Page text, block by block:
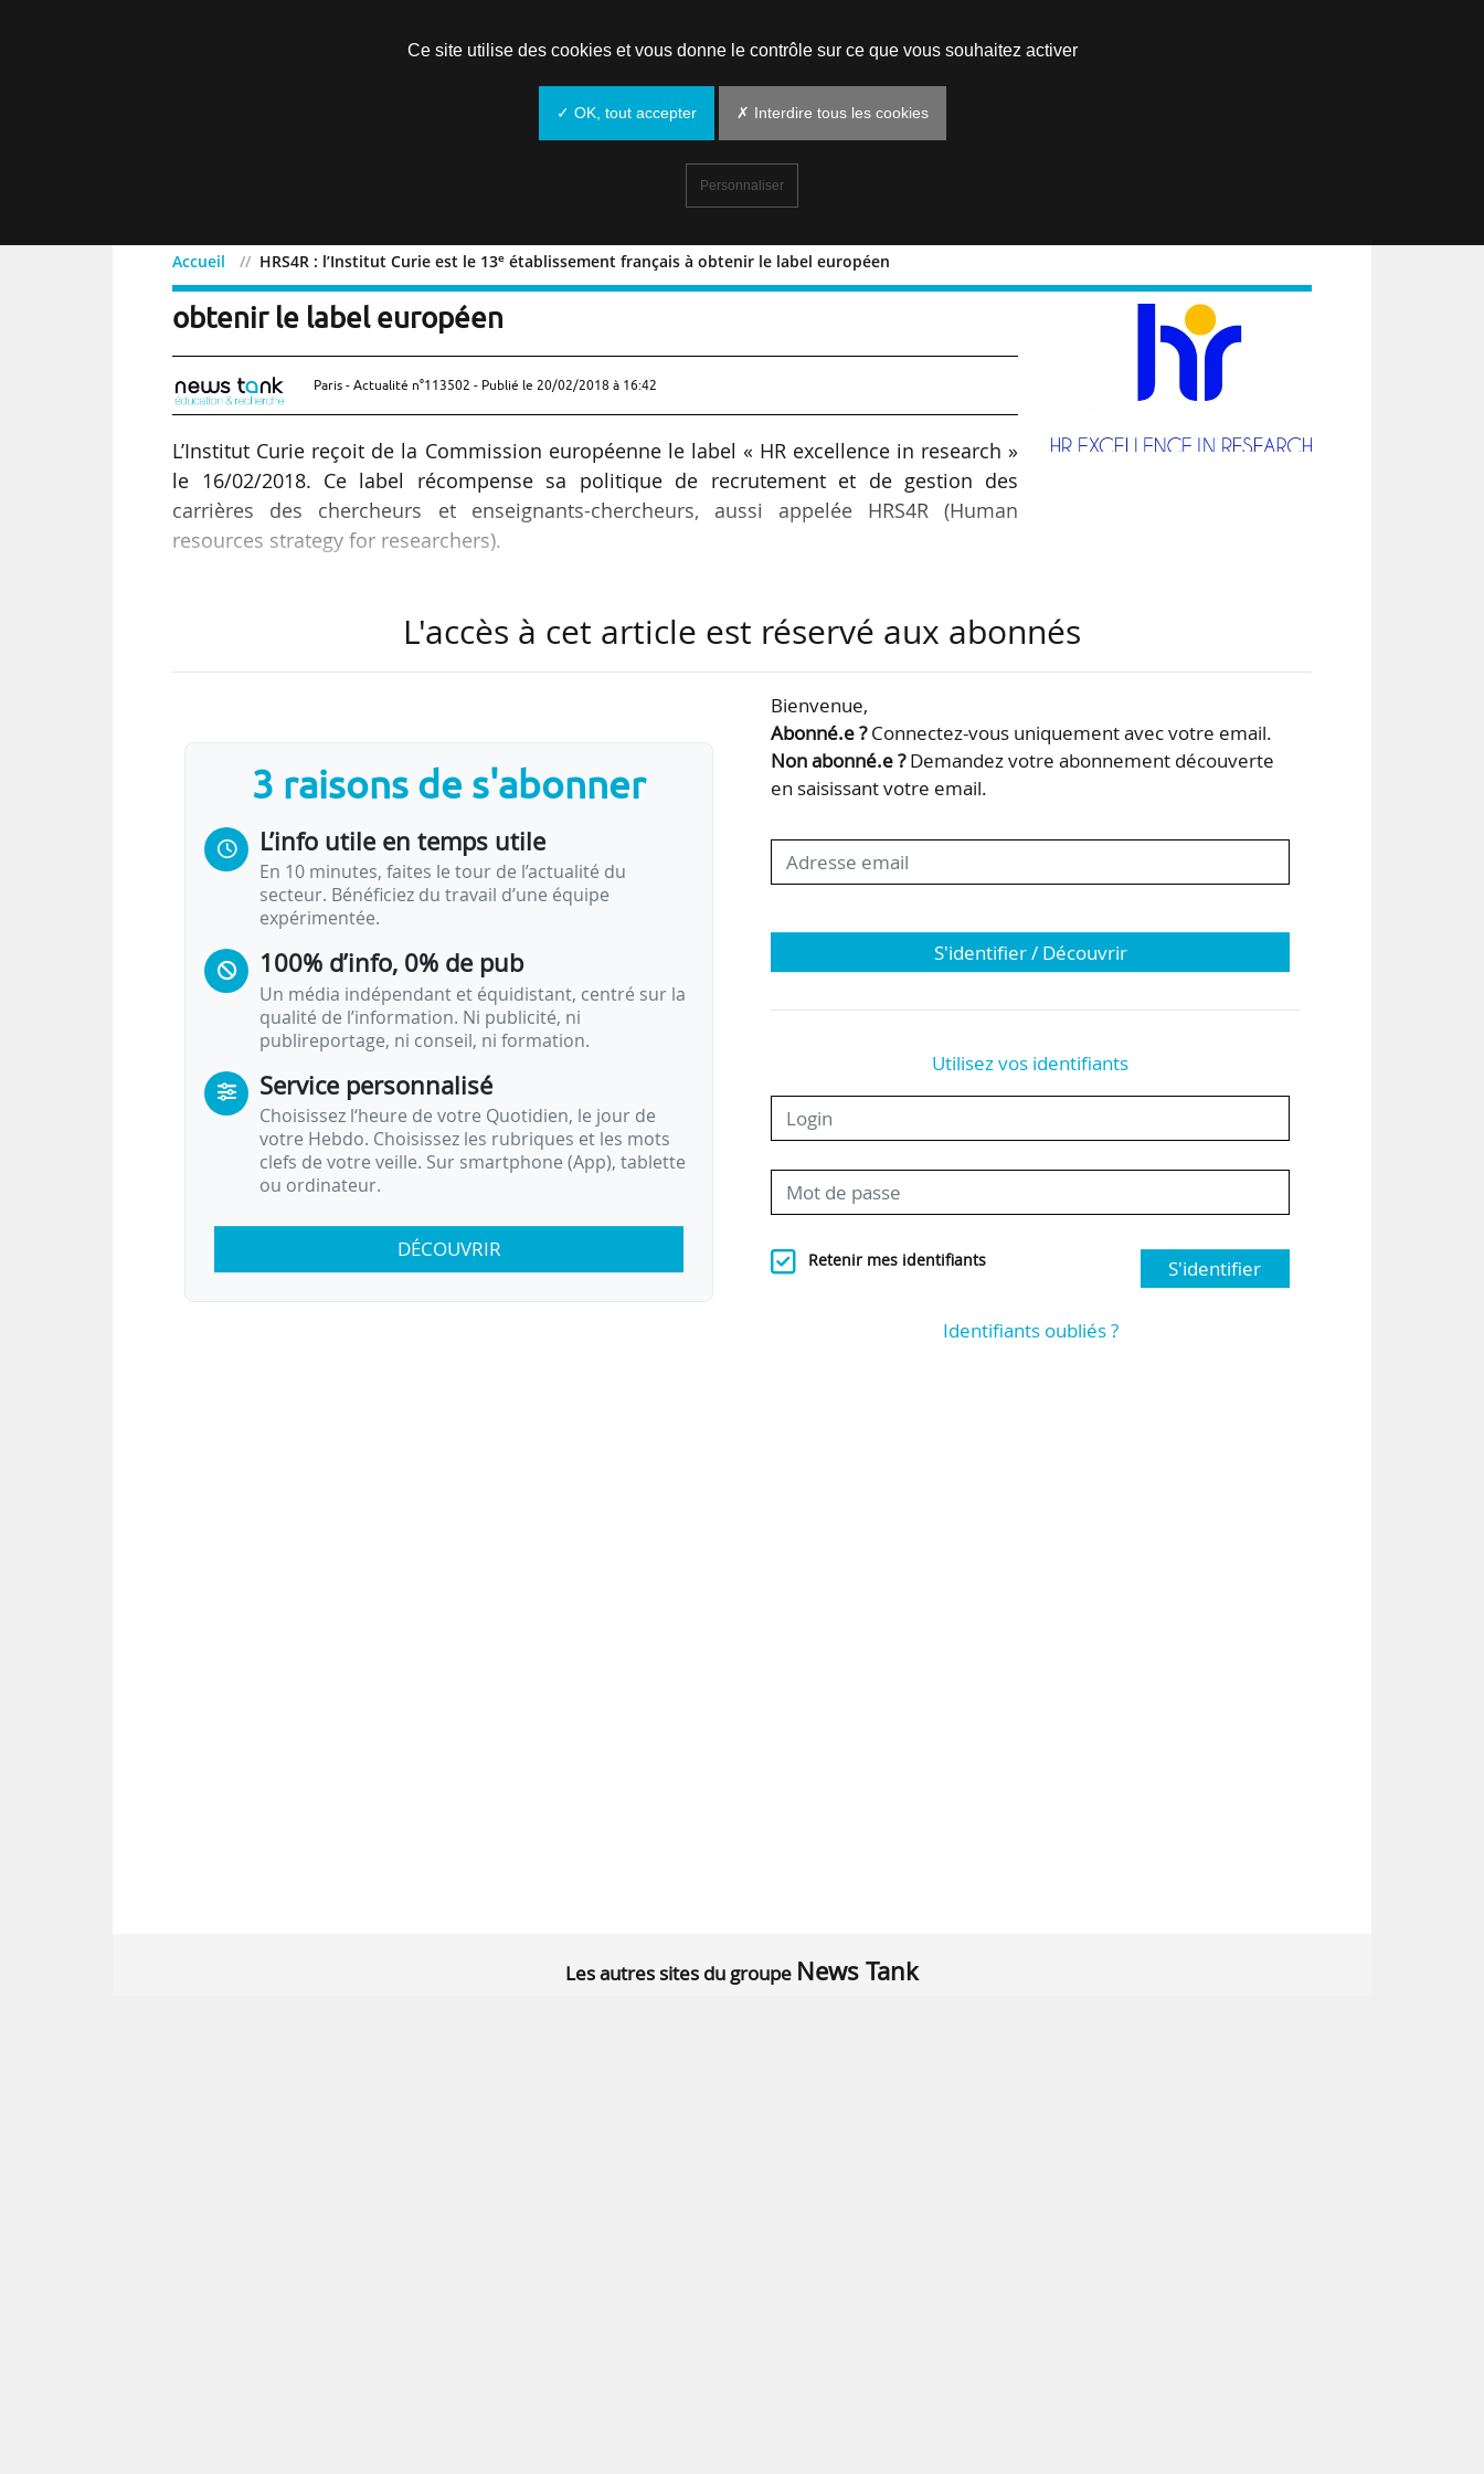
Accueil HRS4R : l’Institut Curie est le 13e établissement français à obtenir le label européen
HRS4R : l’Institut Curie est le 13eétablissement français à
obtenir le label européen
Paris - Actualité n°113502 - Publié le 20/02/2018 à 16:42
L’Institut Curie reçoit de la Commission européenne le label « HR excellence in research »
le 16/02/2018. Ce label récompense sa politique de recrutement et de gestion des
carrières des chercheurs et enseignants-chercheurs, aussi appelée HRS4R (Human
resources strategy for researchers).
des chercheurs“ [signée par l’Institut en 2005] et du “Code de conduite de recrutement des
Le travail au sein de l’établissement sur la HRS4R a commencé en mai 2016. « Après un an
L'accès à cet article est réservé aux abonnés
3 raisons de s'abonner
L’info utile en temps utile
En 10 minutes, faites le tour de l’actualité du
secteur. Bénéficiez du travail d’une équipe
expérimentée.
100% d’info, 0% de pub
Un média indépendant et équidistant, centré sur la
qualité de l’information. Ni publicité, ni
publireportage, ni conseil, ni formation.
Service personnalisé
Choisissez l‘heure de votre Quotidien, le jour de
votre Hebdo. Choisissez les rubriques et les mots
clefs de votre veille. Sur smartphone (App), tablette
ou ordinateur.
DÉCOUVRIR
Bienvenue,
Abonné.e ?Connectez-vous uniquement avec votre email.
Non abonné.e ?Demandez votre abonnement découverte
en saisissant votre email.
S'identifier / Découvrir
Utilisez vos identifiants
Retenir mes identifiants S'identifier
Identifiants oubliés ?
Les autres sites du groupe News Tank
Ce site utilise des cookies et vous donne le contrôle sur ce que vous souhaitez activer
✓ OK, tout accepter ✗ Interdire tous les cookies
Personnaliser